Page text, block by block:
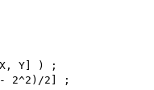
[X, Y] ) ;